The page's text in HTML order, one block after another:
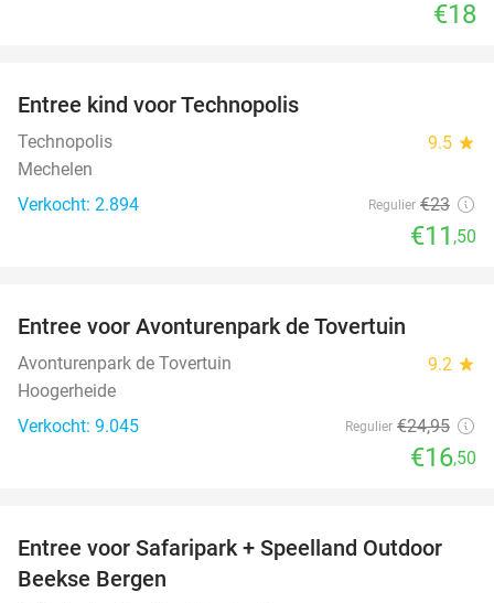
€18
Entree kind voor Technopolis
Technopolis 9.5 star
Mechelen
Verkocht: 2.894
Regulier €23
€11 ,50
Entree voor Avonturenpark de Tovertuin
Avonturenpark de Tovertuin 9.2 star
Hoogerheide
Verkocht: 9.045
Regulier €24,95
€16,50
39%
Entree voor Safaripark + Speelland Outdoor
Beekse Bergen